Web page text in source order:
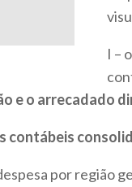
I –
e o arrecadado
contábeis
por região